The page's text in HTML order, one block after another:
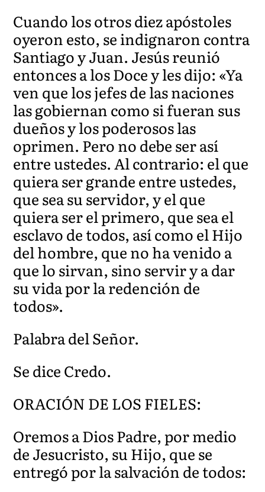
Cuando los otros diez apóstoles
oyeron esto, se indignaron contra
Santiago y Juan. Jesús reunió
entonces a los Doce y les dijo: «Ya
ven que los jefes de las naciones
las gobiernan como si fueran sus
dueños y los poderosos las
oprimen. Pero no debe ser así
entre ustedes. Al contrario: el que
quiera ser grande entre ustedes,
que sea su servidor, y el que
quiera ser el primero, que sea el
esclavo de todos, así como el Hijo
del hombre, que no ha venido a
que lo sirvan, sino servir y a dar
su vida por la redención de
todos».
Palabra del Señor.
Se dice Credo.
ORACIÓN DE LOS FIELES:
Oremos a Dios Padre, por medio
de Jesucristo, su Hijo, que se
entregó por la salvación de todos: